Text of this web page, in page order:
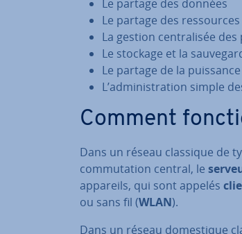
Le partage des données
Le partage des res­sources
La gestion cen­tra­li­sée
Le stockage et la
Le partage de la
L’ad­mi­nis­tra­tion simple
Comment
Dans un réseau classique de
com­mu­ta­tion central, le
appareils, qui sont appelés
ou sans fil (WLAN).
Dans un réseau do­mes­tique